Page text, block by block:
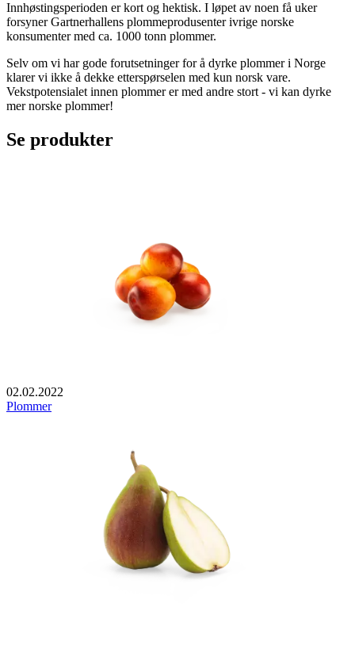
Innhøstingsperioden er kort og hektisk. I løpet av noen få uker
forsyner Gartnerhallens plommeprodusenter ivrige norske
konsumenter med ca. 1000 tonn plommer.
Selv om vi har gode forutsetninger for å dyrke plommer i Norge
klarer vi ikke å dekke etterspørselen med kun norsk vare.
Vekstpotensialet innen plommer er med andre stort - vi kan dyrke
mer norske plommer!
Se produkter
02.02.2022
Plommer